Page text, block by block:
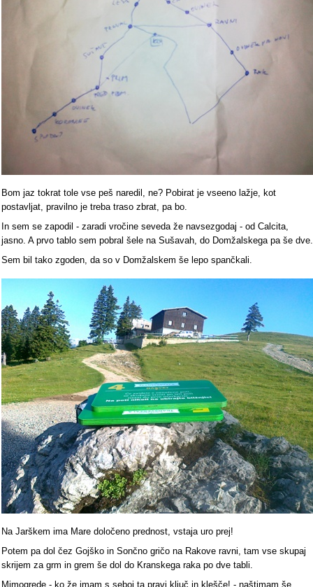
Bom jaz tokrat tole vse peš naredil, ne? Pobirat je vseeno lažje, kot
postavljat, pravilno je treba traso zbrat, pa bo.
In sem se zapodil - zaradi vročine seveda že navsezgodaj - od Calcita,
jasno. A prvo tablo sem pobral šele na Sušavah, do Domžalskega pa še dve.
Sem bil tako zgoden, da so v Domžalskem še lepo spančkali.
Na Jarškem ima Mare določeno prednost, vstaja uro prej!
Potem pa dol čez Gojško in Sončno gričo na Rakove ravni, tam vse skupaj
skrijem za grm in grem še dol do Kranskega raka po dve tabli.
Mimogrede - ko že imam s seboj ta pravi ključ in klešče! - naštimam še